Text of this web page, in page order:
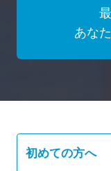
あな
初めての方へ